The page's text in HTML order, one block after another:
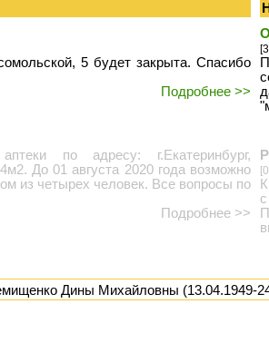
5 будет закрыта. Спасибо
Подробнее >>
по адресу: г.Екатеринбург,
До 01 августа 2020 года возможно
из четырех человек. Все вопросы по
Подробнее >>
Дины Михайловны (13.04.1949-